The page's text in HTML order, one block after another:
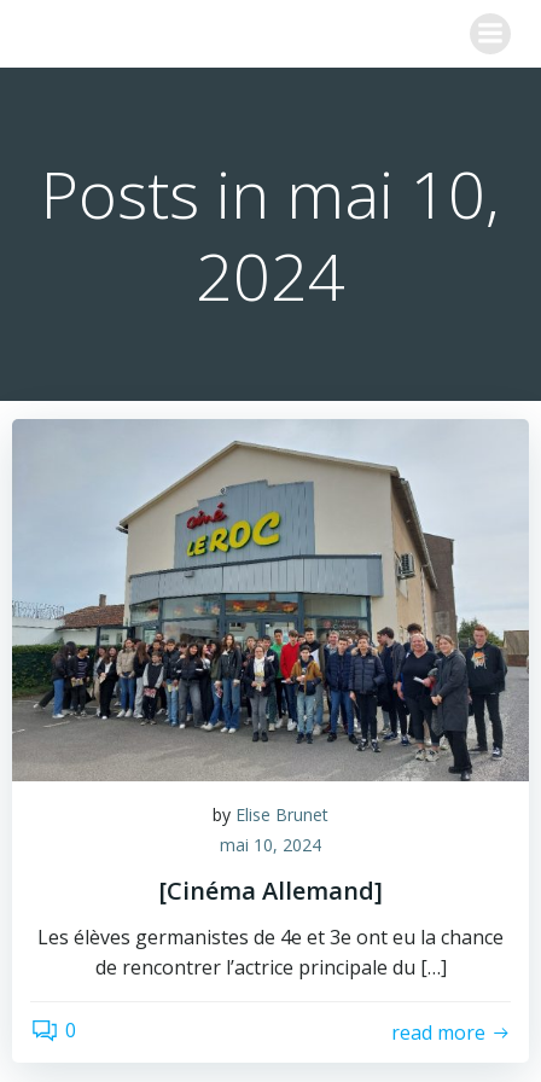
contenu
Posts in mai 10,
2024
by Elise Brunet
mai 10, 2024
[Cinéma Allemand]
Les élèves germanistes de 4e et 3e ont eu la chance
de rencontrer l’actrice principale du […]
0 read more